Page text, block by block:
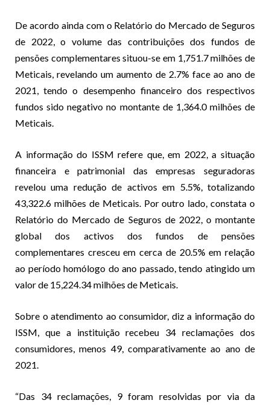
De acordo ainda com o Relatório do Mercado de Seguros
de 2022, o volume das contribuições dos fundos de
pensões complementares situou-se em 1,751.7 milhões de
Meticais, revelando um aumento de 2.7% face ao ano de
2021, tendo o desempenho financeiro dos respectivos
fundos sido negativo no montante de 1,364.0 milhões de
Meticais.
A informação do ISSM refere que, em 2022, a situação
financeira e patrimonial das empresas seguradoras
revelou uma redução de activos em 5.5%, totalizando
43,322.6 milhões de Meticais. Por outro lado, constata o
Relatório do Mercado de Seguros de 2022, o montante
global dos activos dos fundos de pensões
complementares cresceu em cerca de 20.5% em relação
ao período homólogo do ano passado, tendo atingido um
valor de 15,224.34 milhões de Meticais.
Sobre o atendimento ao consumidor, diz a informação do
ISSM, que a instituição recebeu 34 reclamações dos
consumidores, menos 49, comparativamente ao ano de
2021.
“Das 34 reclamações, 9 foram resolvidas por via da